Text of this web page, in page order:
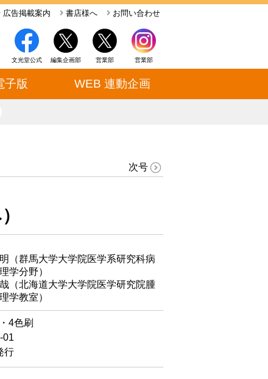
お問い合わせ
書店様へ
広告掲載案内
営業部
営業部
編集企画部
文光堂公式
子版 WEB 連動企画
次号
（群馬大学大学院医学系研究科病
学分野）
（北海道大学大学院医学研究院腫
学教室）
4色刷
01
行